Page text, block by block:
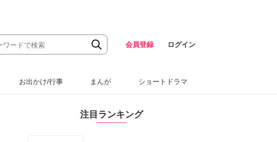
会員登録 ログイン
お出かけ/行事 まんが ショートドラマ
注目ランキング